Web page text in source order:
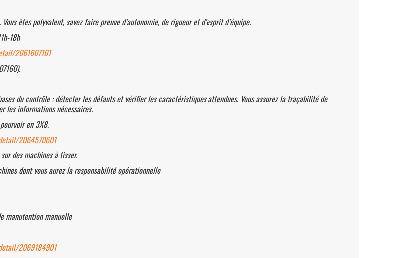
êtes polyvalent, savez faire preuve d’autonomie, de rigueur et d’esprit d’équipe.
18h
2061607101
du contrôle : détecter les défauts et vérifier les caractéristiques attendues. Vous assurez la traçabilité de
les informations nécessaires.
en 3X8.
2064570601
des machines à tisser.
dont vous aurez la responsabilité opérationnelle
manutention manuelle
2069184901